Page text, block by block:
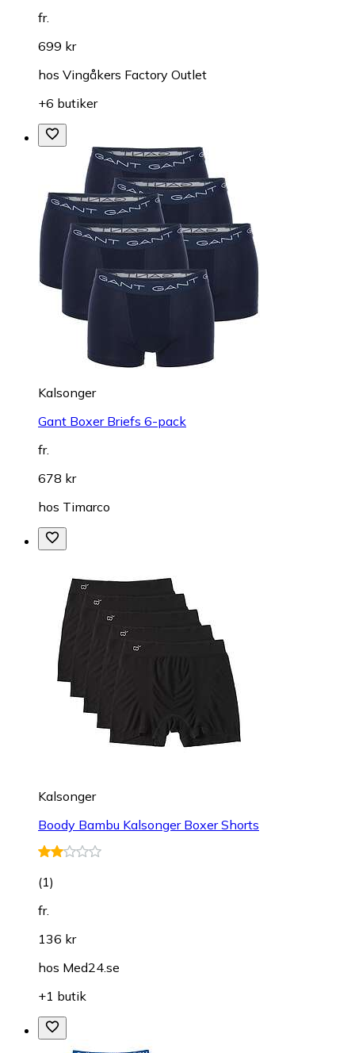
fr.
699 kr
hos Vingåkers Factory Outlet
+6 butiker
Kalsonger
Gant Boxer Briefs 6-pack
fr.
678 kr
hos Timarco
Kalsonger
Boody Bambu Kalsonger Boxer Shorts
(1)
fr.
136 kr
hos Med24.se
+1 butik